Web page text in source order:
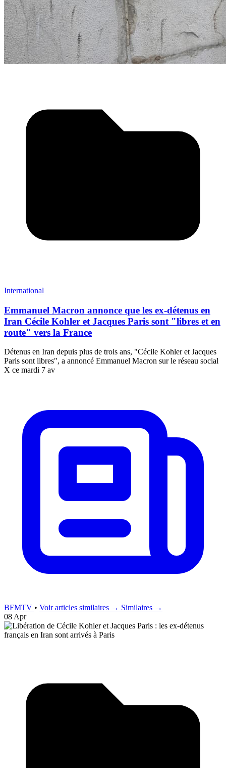
International
Emmanuel Macron annonce que les ex-détenus en
Iran Cécile Kohler et Jacques Paris sont "libres et en
route" vers la France
Détenus en Iran depuis plus de trois ans, "Cécile Kohler et Jacques
Paris sont libres", a annoncé Emmanuel Macron sur le réseau social
X ce mardi 7 av
BFMTV • Voir articles similaires → Similaires →
08 Apr